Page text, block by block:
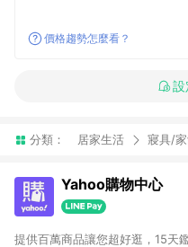
價格趨勢怎麼看？
設
分類： 居家生活 寢具/
Yahoo購物中心
提供百萬商品讓您超好逛，15天